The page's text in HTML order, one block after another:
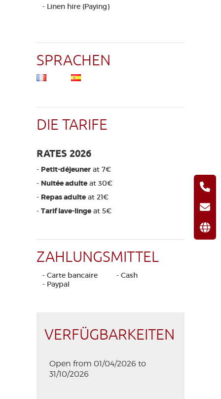
- Linen hire (Paying)
SPRACHEN
DIE TARIFE
RATES 2026
- Petit-déjeuner at 7€
- Nuitée adulte at 30€
- Repas adulte at 21€
- Tarif lave-linge at 5€
ZAHLUNGSMITTEL
- Carte bancaire
- Cash
- Paypal
VERFÜGBARKEITEN
Open from 01/04/2026 to
31/10/2026